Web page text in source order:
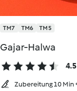
TM7 TM6 TM5
Gajar-Halwa
4.5
Zubereitung 10 Min